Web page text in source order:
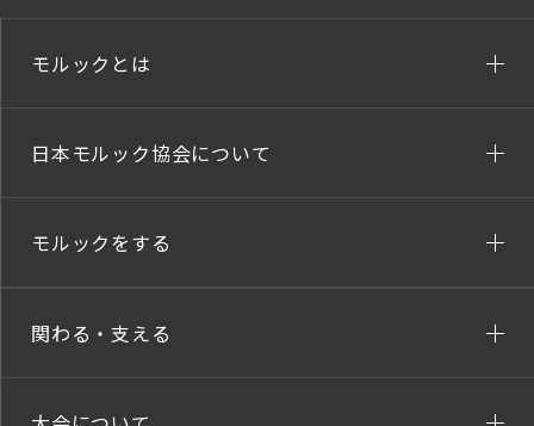
モルックとは
日本モルック協会について
モルックをする
関わる・支える